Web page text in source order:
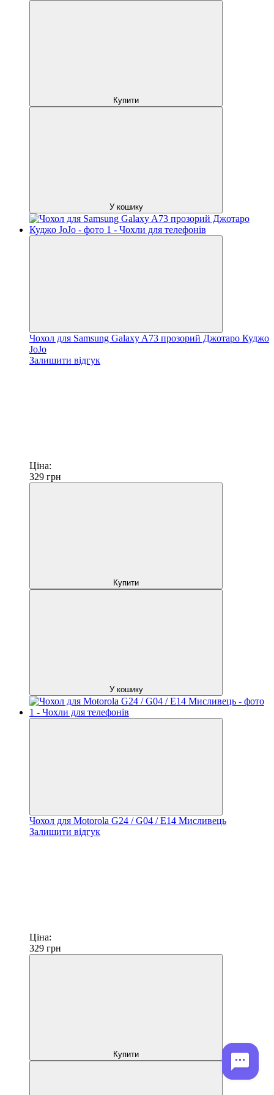
Купити
У кошику
Чохол для Samsung Galaxy A73 прозорий Джотаро Куджо
JoJo
Залишити відгук
Ціна:
329 грн
Купити
У кошику
Чохол для Motorola G24 / G04 / E14 Мисливець
Залишити відгук
Ціна:
329 грн
Купити